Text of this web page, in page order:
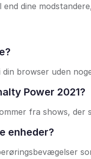
dine
browser uden
Power 2021?
fra shows, der
enheder?